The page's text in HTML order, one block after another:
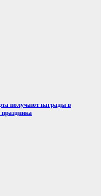
получают награды в